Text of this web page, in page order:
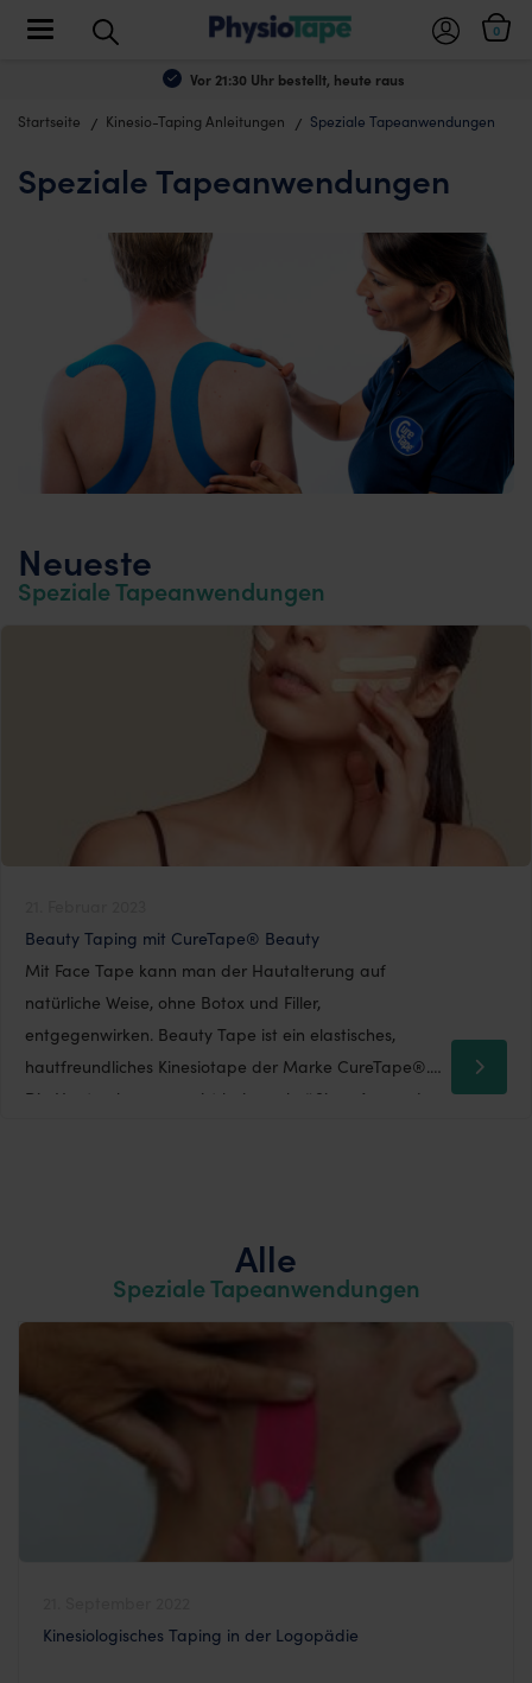
Vor 21:30 Uhr bestellt, heute raus
0
Toggle navigation
Startseite Kinesio-Taping Anleitungen Speziale Tapeanwendungen
Speziale Tapeanwendungen
Neueste
Speziale Tapeanwendungen
Beauty Taping mit CureTape® Beauty
Mit Face Tape kann man der Hautalterung auf
natürliche Weise, ohne Botox und Filler,
entgegenwirken. Beauty Tape ist ein elastisches,
hautfreundliches Kinesiotape der Marke CureTape®.
Die Hautverbesserung ist bei regelmäßiger Anwendung
Alle
Speziale Tapeanwendungen
Kinesiologisches Taping in der Logopädie